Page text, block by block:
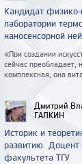
Кандидат физико-
лаборатории
наносенсорной
«При создании
сейчас преобладает,
комплексная, она
Дмитрий
ГАЛКИН
Историк и
развитию. Доцент
факультета ТГУ